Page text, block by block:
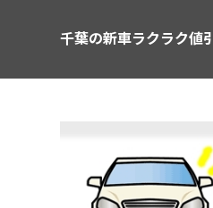
千葉の新車ラクラク値